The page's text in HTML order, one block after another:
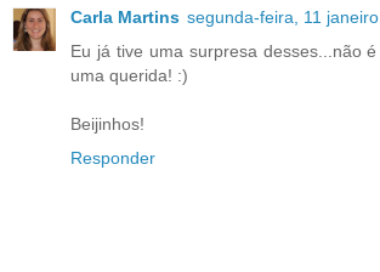
Carla Martins segunda-feira, 11
Eu já tive uma surpresa desses...não
uma querida! :)
Beijinhos!
Responder